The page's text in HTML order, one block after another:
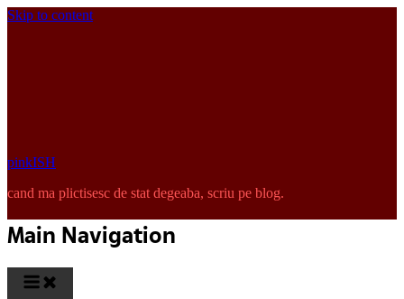
Skip to content
pinkISH
cand ma plictisesc de stat degeaba, scriu pe blog.
Main Navigation